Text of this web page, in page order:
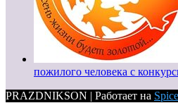
пожилого человека с
PRAZDNIKSON | Работает на